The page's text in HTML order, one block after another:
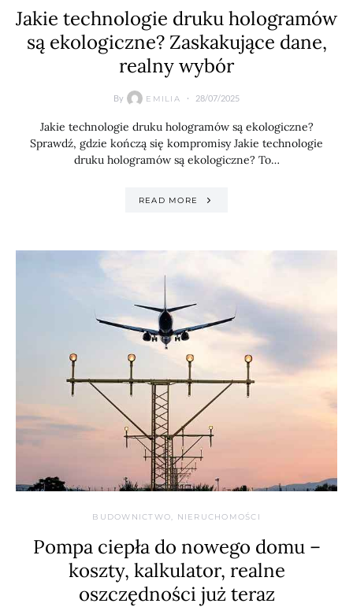
Jakie technologie druku hologramów
są ekologiczne? Zaskakujące dane,
realny wybór
By EMILIA 28/07/2025
Jakie technologie druku hologramów są ekologiczne?
Sprawdź, gdzie kończą się kompromisy Jakie technologie
druku hologramów są ekologiczne? To…
READ MORE
BUDOWNICTWO, NIERUCHOMOŚCI
Pompa ciepła do nowego domu –
koszty, kalkulator, realne
oszczędności już teraz